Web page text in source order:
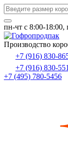
пн-чт c 8:00-18:00,
Производство
+7 (916) 830-
+7 (916) 830-
+7 (495) 780-5456